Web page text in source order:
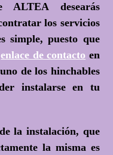
ALTEA desearás
los servicios
simple, puesto que
enlace de contacto en
de los hinchables
instalarse en tu
la instalación, que
la misma es